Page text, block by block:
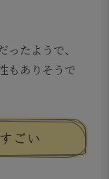
たようで、
もありそうで
ごい